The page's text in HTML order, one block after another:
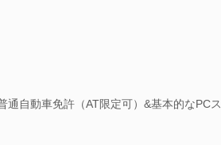
自動車免許（AT限定可）&基本的なPCス